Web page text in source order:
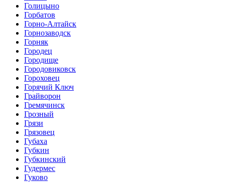
Голицыно
Горбатов
Горно-Алтайск
Горнозаводск
Горняк
Городец
Городище
Городовиковск
Гороховец
Горячий Ключ
Грайворон
Гремячинск
Грозный
Грязи
Грязовец
Губаха
Губкин
Губкинский
Гудермес
Гуково